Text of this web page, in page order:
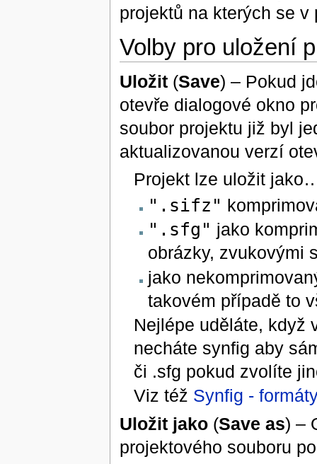
projektů na kterých se
Volby pro uložení
Uložit(Save) – Pokud
otevře dialogové okno
soubor projektu již byl
aktualizovanou verzí
Projekt lze uložit
".sifz"
".sfg" jako
obrázky, zvukovými
jako
takovém případě to
Nejlépe uděláte, když
necháte synfig aby
či .sfg pokud zvolíte
Viz též Synfig -
Uložit jako(Save as) –
projektového souboru